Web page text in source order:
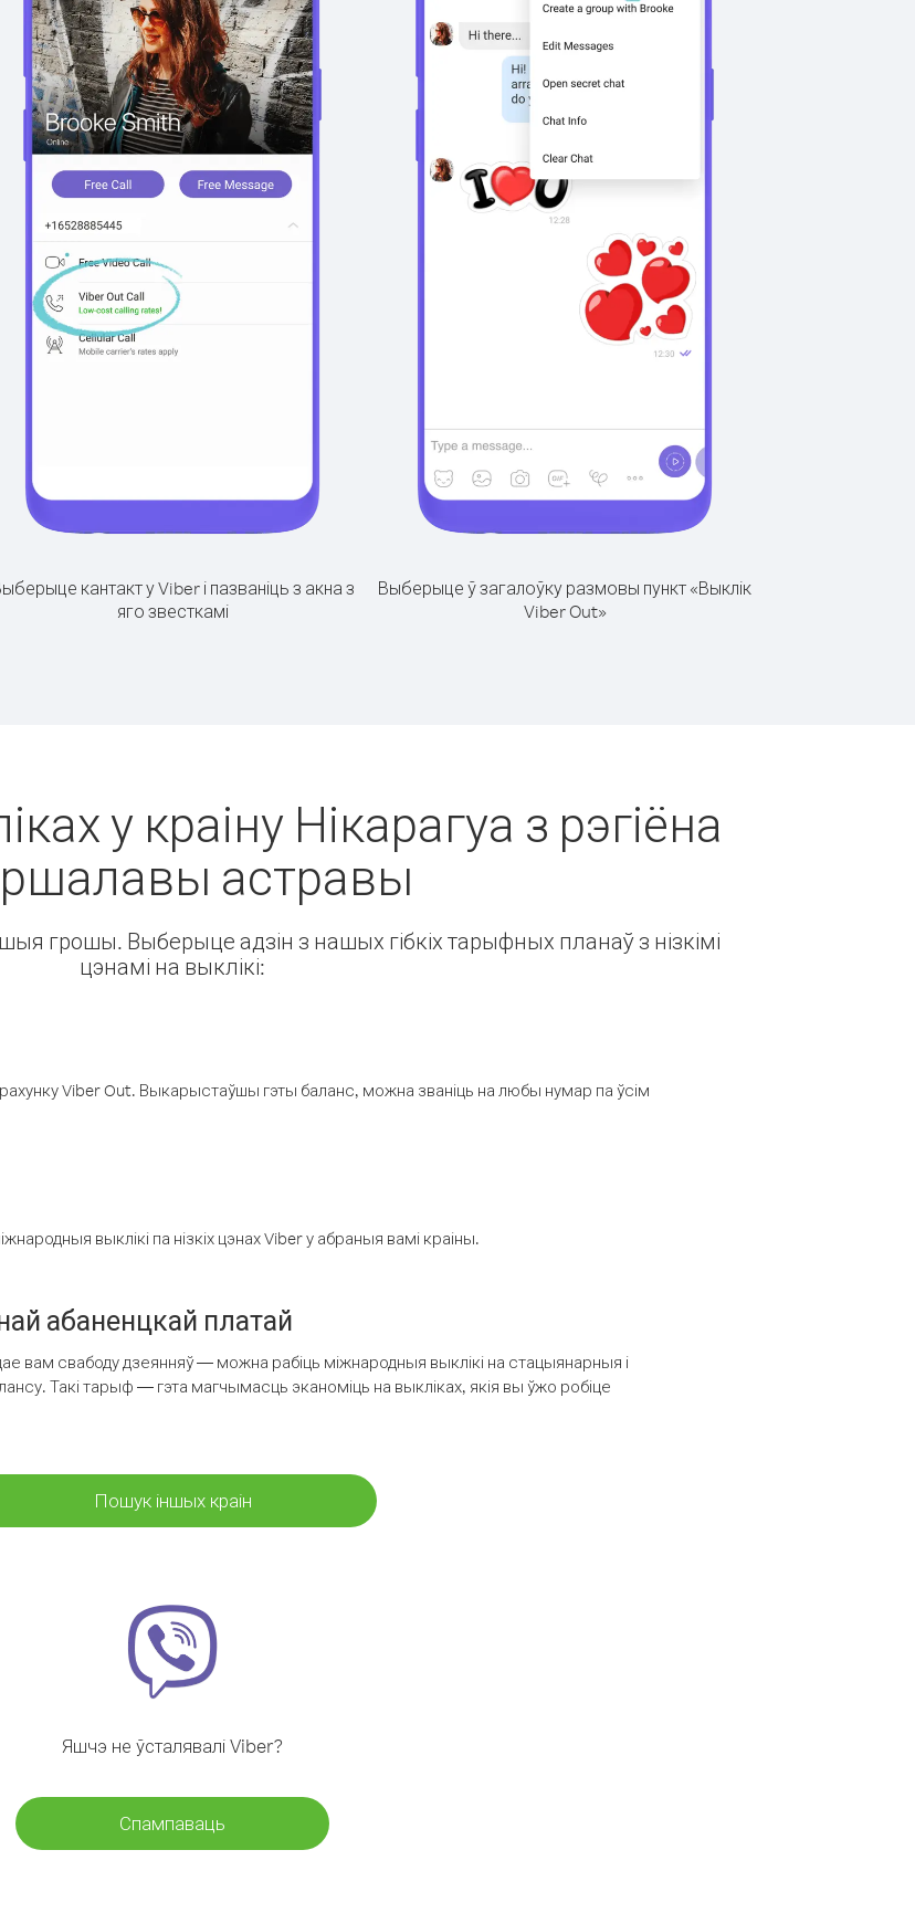
кантакт у Viber і пазваніць з акна з
яго звесткамі
Выберыце ў загалоўку размовы пункт «Выклік
Viber Out»
у краіну Нікарагуа з рэгіёна
астравы
грошы. Выберыце адзін з нашых гібкіх тарыфных планаў з нізкімі
цэнамі на выклікі:
Viber Out. Выкарыстаўшы гэты баланс, можна званіць на любы нумар па ўсім
выклікі па нізкіх цэнах Viber у абраныя вамі краіны.
абаненцкай платай
вам свабоду дзеянняў — можна рабіць міжнародныя выклікі на стацыянарныя і
Такі тарыф — гэта магчымасць эканоміць на выкліках, якія вы ўжо робіце
Пошук іншых краін
Яшчэ не ўсталявалі Viber?
Спампаваць